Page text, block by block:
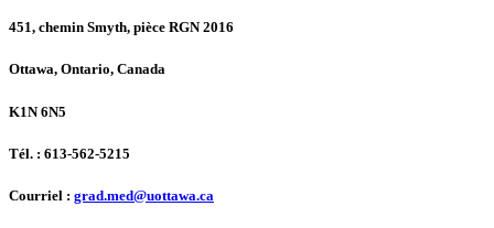
451, chemin Smyth, pièce RGN 2016
Ottawa, Ontario, Canada
K1N 6N5
Tél. : 613-562-5215
Courriel : grad.med@uottawa.ca